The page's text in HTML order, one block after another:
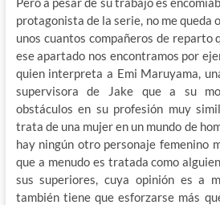
protagonista de la serie, no me queda
unos cuantos compañeros de reparto
ese apartado nos encontramos por
quien interpreta a Emi Maruyama,
supervisora de Jake que a su
obstáculos en su profesión muy
trata de una mujer en un mundo de
hay ningún otro personaje femenino
que a menudo es tratada como
sus superiores, cuya opinión es a
también tiene que esforzarse más